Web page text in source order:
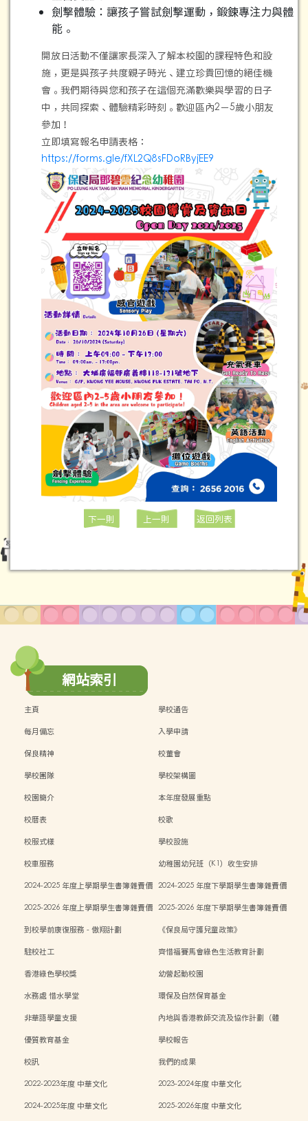
劍擊體驗：讓孩子嘗試劍擊運動，鍛鍊專注力與體
能。
開放日活動不僅讓家長深入了解本校園的課程特色和設
施，更是與孩子共度親子時光、建立珍貴回憶的絕佳機
會。我們期待與您和孩子在這個充滿歡樂與學習的日子
中，共同探索、體驗精彩時刻。歡迎區內2－5歲小朋友
參加！
立即填寫報名申請表格：
https://forms.gle/fXL2Q8sFDoRByjEE9
下一則 上一則 返回列表
網站索引
主頁
學校通告
每月備忘
入學申請
保良精神
校董會
學校團隊
學校架構圖
校園簡介
本年度發展重點
校曆表
校歌
校服式樣
學校設施
校車服務
幼稚園幼兒班（K1）收生安排
2024-2025 年度上學期學生書簿雜費價 2024-2025 年度下學期學生書簿雜費價
2025-2026 年度上學期學生書簿雜費價 2025-2026 年度下學期學生書簿雜費價
到校學前康復服務 - 傲翔計劃
《保良局守護兒童政策》
駐校社工
齊惜福賽馬會綠色生活教育計劃
香港綠色學校獎
幼營起動校園
水務處 惜水學堂
環保及自然保育基金
非華語學童支援
內地與香港教師交流及協作計劃（體
優質教育基金
學校報告
校訊
我們的成果
2022-2023年度 中華文化
2023-2024年度 中華文化
2024-2025年度 中華文化
2025-2026年度 中華文化